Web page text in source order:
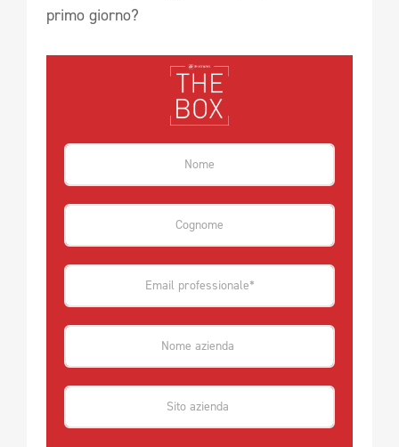
primo giorno?